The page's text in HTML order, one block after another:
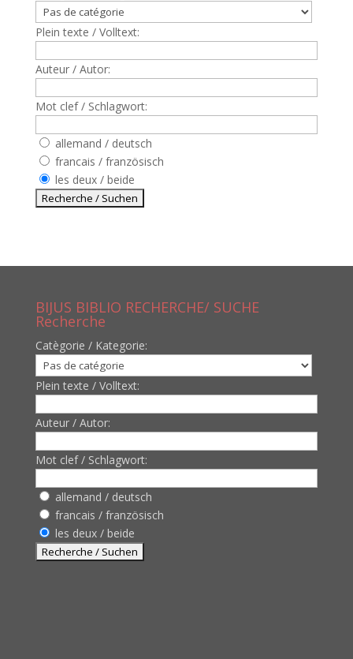
Plein texte / Volltext:
Auteur / Autor:
Mot clef / Schlagwort:
allemand / deutsch
francais / französisch
les deux / beide
BIJUS BIBLIO RECHERCHE/ SUCHE
Recherche
Catègorie / Kategorie:
Plein texte / Volltext:
Auteur / Autor:
Mot clef / Schlagwort:
allemand / deutsch
francais / französisch
les deux / beide